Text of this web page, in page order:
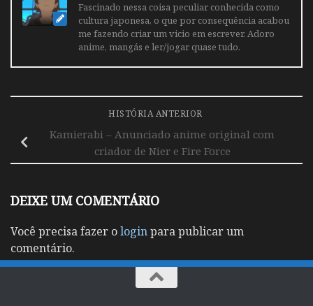
Fascinado nessa coisa peculiar conhecida como
cultura japonesa, o que por consequência acabou
me fazendo criar um vicio em escrever. Adoro
anime, mangás e ler/jogar quase tudo.
HISTÓRIA ANTERIOR
Kamierabi – Anunciado anime original com
criador de Nier e Fire Force
DEIXE UM COMENTÁRIO
Você precisa fazer ologinpara publicar um
comentário.